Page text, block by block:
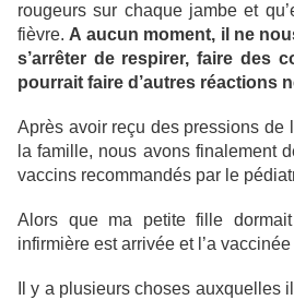
rougeurs sur chaque jambe et
fièvre. A aucun moment, il ne
s’arrêter de respirer, faire des
pourrait faire d’autres réactions
Après avoir reçu des pressions de
la famille, nous avons finalement
vaccins recommandés par le
Alors que ma petite fille
infirmière est arrivée et l’a
Il y a plusieurs choses auxquelles